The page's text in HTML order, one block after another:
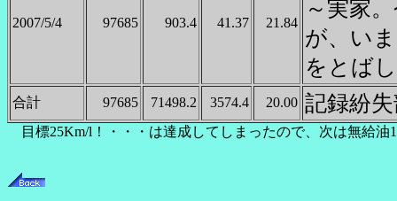
2007/5/4 97685 903.4 41.37 21.84
～実家
が、い
をとば
合計 97685 71498.2 3574.4 20.00 記録紛
目標25Km/l！・・・は達成してしまったので、次は無給油